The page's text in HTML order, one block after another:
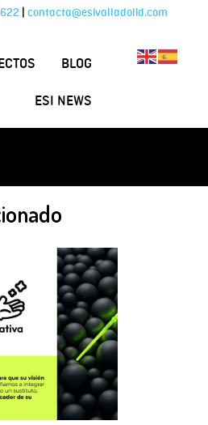
contacta@esivalladolid.com
BLOG
ESI NEWS